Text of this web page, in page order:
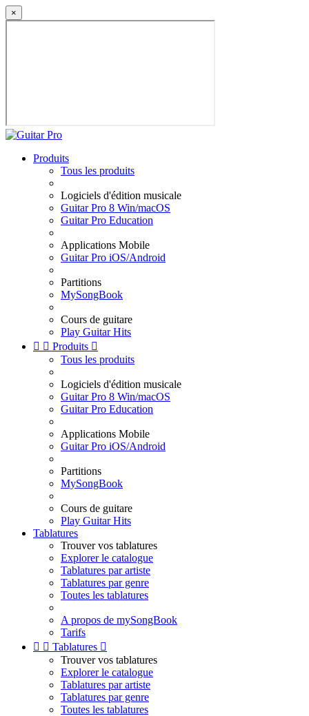
×
Produits
Tous les produits
Logiciels d'édition musicale
Guitar Pro 8 Win/macOS
Guitar Pro Education
Applications Mobile
Guitar Pro iOS/Android
Partitions
MySongBook
Cours de guitare
Play Guitar Hits
  Produits 
Tous les produits
Logiciels d'édition musicale
Guitar Pro 8 Win/macOS
Guitar Pro Education
Applications Mobile
Guitar Pro iOS/Android
Partitions
MySongBook
Cours de guitare
Play Guitar Hits
Tablatures
Trouver vos tablatures
Explorer le catalogue
Tablatures par artiste
Tablatures par genre
Toutes les tablatures
A propos de mySongBook
Tarifs
  Tablatures 
Trouver vos tablatures
Explorer le catalogue
Tablatures par artiste
Tablatures par genre
Toutes les tablatures